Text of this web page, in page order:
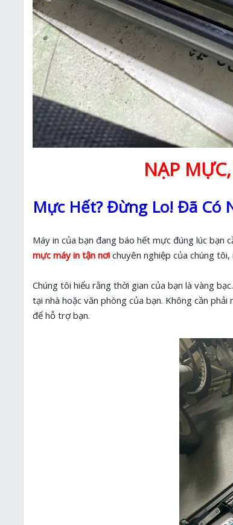
NẠP
Mực Hết? Đừng Lo! Đã Có
Máy in của bạn đang báo hết mực đúng lúc bạn
mực máy in tận nơi chuyên nghiệp của chúng
Chúng tôi hiểu rằng thời gian của bạn là vàng
tại nhà hoặc văn phòng của bạn. Không cần
để hỗ trợ bạn.